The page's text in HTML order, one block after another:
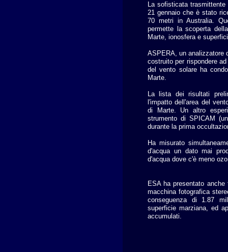
La sofisticata
21 gennaio che è stato
70 metri in Australia.
permette la scoperta
Marte, ionosfera e
ASPERA, un analizzatore
costruito per rispondere
del vento solare ha
Marte.
La lista dei risultati
l'impatto dell'area del
di Marte. Un altro
strumento di SPICAM
durante la prima
Ha misurato
d'acqua un dato mai
d'acqua dove c'è meno
ESA ha presentato
macchina fotografica
conseguenza di 1.87
superficie marziana, ed
accumulati.